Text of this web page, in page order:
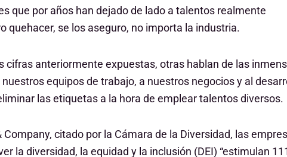
que por años han dejado de lado a talentos realmente
quehacer, se los aseguro, no importa la industria.
cifras anteriormente expuestas, otras hablan de las
equipos de trabajo, a nuestros negocios y al
las etiquetas a la hora de emplear talentos diversos.
Company, citado por la Cámara de la Diversidad, las
la diversidad, la equidad y la inclusión (DEI) “estimulan